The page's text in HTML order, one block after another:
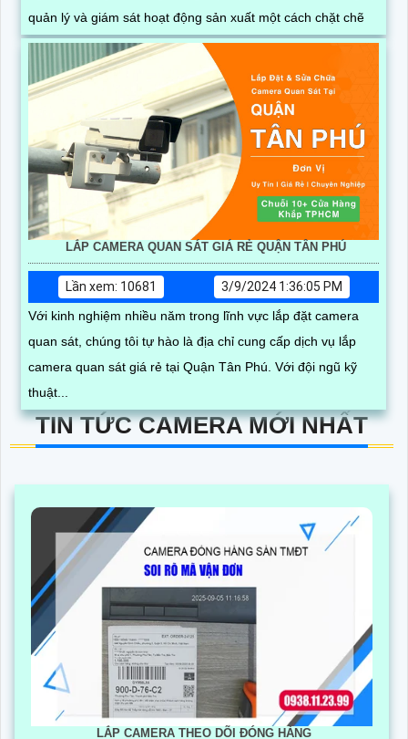
quản lý và giám sát hoạt động sản xuất một cách chặt chẽ
LẮP CAMERA QUAN SÁT GIÁ RẺ QUẬN TÂN PHÚ
Lần xem: 10681
3/9/2024 1:36:05 PM
Với kinh nghiệm nhiều năm trong lĩnh vực lắp đặt camera
quan sát, chúng tôi tự hào là địa chỉ cung cấp dịch vụ lắp
camera quan sát giá rẻ tại Quận Tân Phú. Với đội ngũ kỹ
thuật...
TIN TỨC CAMERA MỚI NHẤT
LẮP CAMERA THEO DÕI ĐÓNG HÀNG